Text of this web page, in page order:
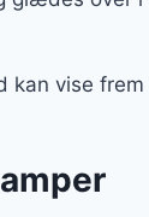
vise